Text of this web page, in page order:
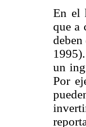
En el
que a
un
Por